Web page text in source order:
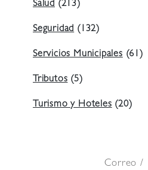
Salud (213)
Seguridad (132)
Servicios Municipales (61)
Tributos (5)
Turismo y Hoteles (20)
Correo